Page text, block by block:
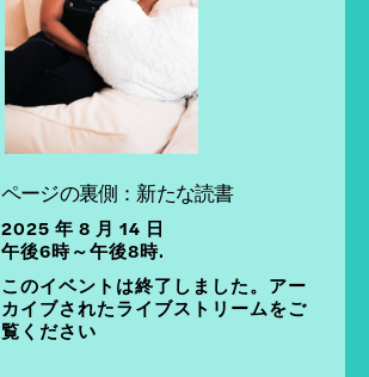
ページの裏側：新たな読書
2025 年 8 月 14 日
午後6時～午後8時.
このイベントは終了しました。アー
カイブされたライブストリームをご
覧ください